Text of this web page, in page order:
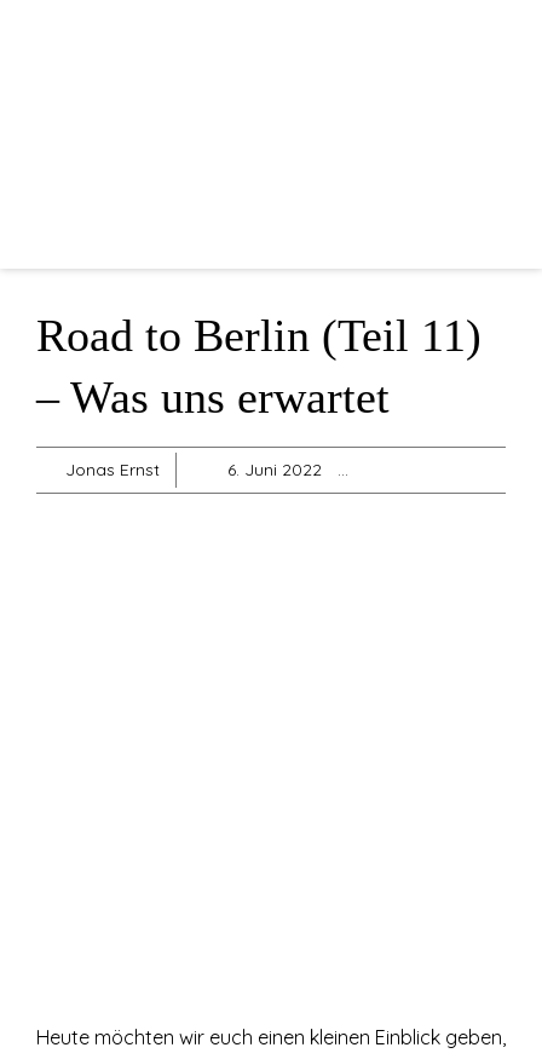
Road to Berlin (Teil 11)
– Was uns erwartet
Jonas Ernst 6. Juni 2022
Heute möchten wir euch einen kleinen Einblick geben,
Shop
Sonstiges